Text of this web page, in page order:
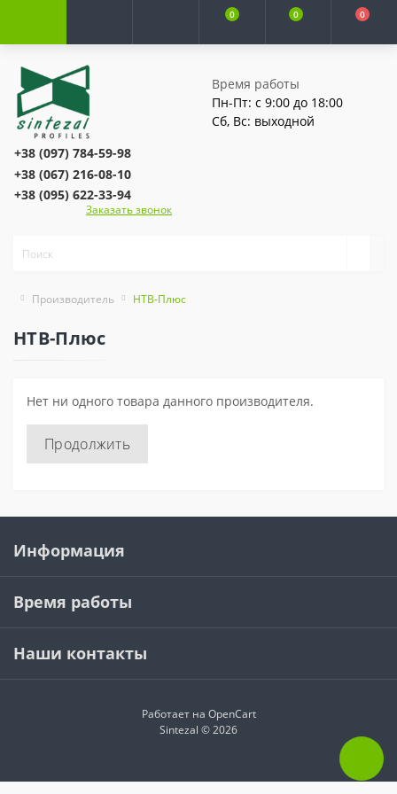
0 0 0
Время работы
Пн-Пт: с 9:00 до 18:00
Сб, Вс: выходной
+38 (097) 784-59-98
+38 (067) 216-08-10
+38 (095) 622-33-94
Заказать звонок
Производитель НТВ-Плюс
НТВ-Плюс
Нет ни одного товара данного производителя.
Продолжить
Информация
Время работы
Наши контакты
Работает на OpenCart
Sintezal © 2026